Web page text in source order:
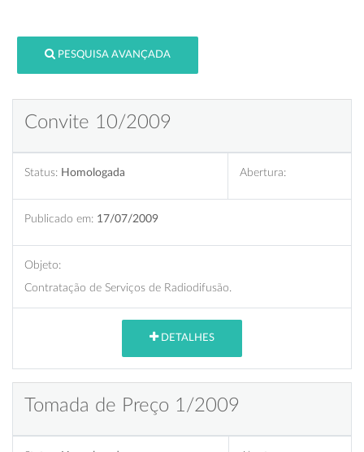
PESQUISA AVANÇADA
Convite 10/2009
Status: Homologada Abertura:
Publicado em: 17/07/2009
Objeto:
Contratação de Serviços de Radiodifusão.
DETALHES
Tomada de Preço 1/2009